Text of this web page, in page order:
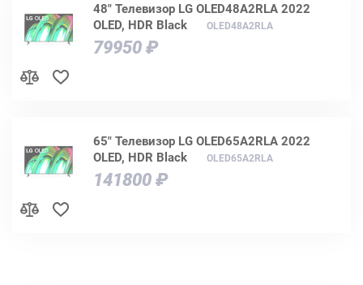
48" Телевизор LG OLED48A2RLA 2022
OLED, HDR Black
OLED48A2RLA
79950 ₽
65" Телевизор LG OLED65A2RLA 2022
OLED, HDR Black
OLED65A2RLA
141800 ₽